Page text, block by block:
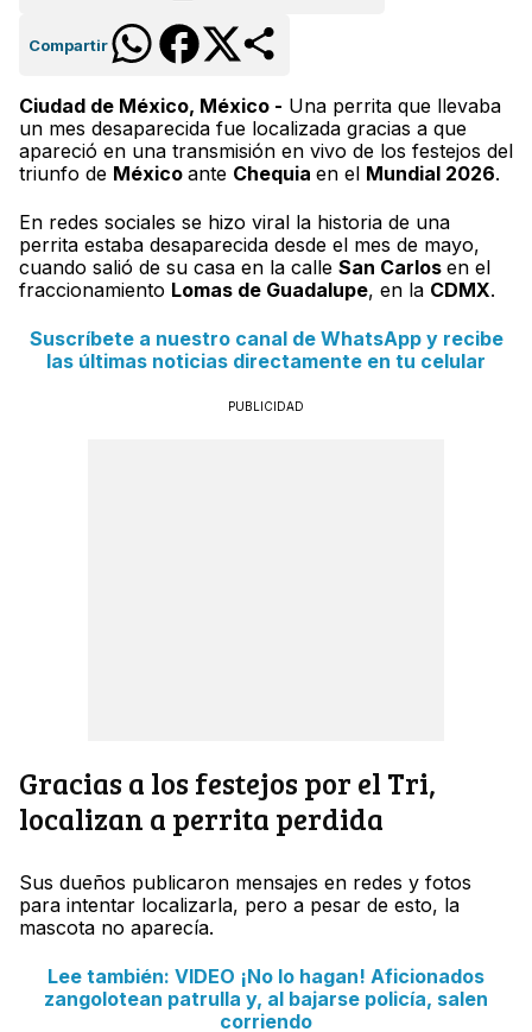
Compartir
Ciudad de México, México - Una perrita que llevaba
un mes desaparecida fue localizada gracias a que
apareció en una transmisión en vivo de los festejos del
triunfo de México ante Chequia en el Mundial 2026.
En redes sociales se hizo viral la historia de una
perrita estaba desaparecida desde el mes de mayo,
cuando salió de su casa en la calle San Carlos en el
fraccionamiento Lomas de Guadalupe, en la CDMX.
Suscríbete a nuestro canal de WhatsApp y recibe
las últimas noticias directamente en tu celular
PUBLICIDAD
Gracias a los festejos por el Tri,
localizan a perrita perdida
Sus dueños publicaron mensajes en redes y fotos
para intentar localizarla, pero a pesar de esto, la
mascota no aparecía.
Lee también: VIDEO ¡No lo hagan! Aficionados
zangolotean patrulla y, al bajarse policía, salen
corriendo